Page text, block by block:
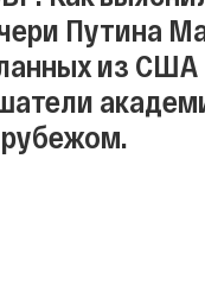
Путина
из США
рубежом.